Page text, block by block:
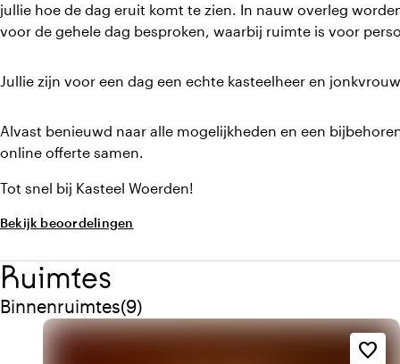
jullie hoe de dag eruit komt te zien. In nauw overleg
voor de gehele dag besproken, waarbij ruimte is voor
Jullie zijn voor een dag een echte kasteelheer en
Alvast benieuwd naar alle mogelijkheden en een
online offerte samen.
Tot snel bij Kasteel Woerden!
Bekijk beoordelingen
Ruimtes
Binnenruimtes
Aantal binnenruimtes: 9
(9)
favorite_border